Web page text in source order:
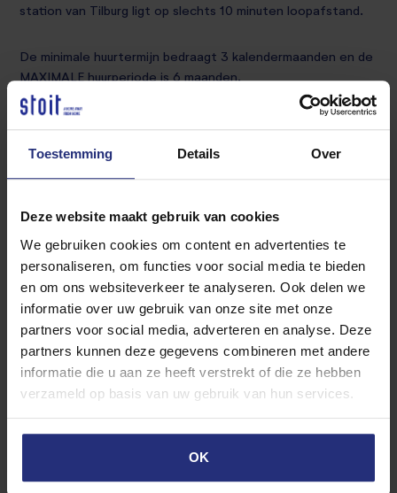
Toestemming Details Over
Deze website maakt gebruik van cookies
We gebruiken cookies om content en advertenties te
personaliseren, om functies voor social media te bieden
en om ons websiteverkeer te analyseren. Ook delen we
informatie over uw gebruik van onze site met onze
partners voor social media, adverteren en analyse. Deze
partners kunnen deze gegevens combineren met andere
informatie die u aan ze heeft verstrekt of die ze hebben
verzameld op basis van uw gebruik van hun services.
OK
station van Tilburg ligt op slechts 10 minuten loopafstand.
De minimale huurtermijn bedraagt 3 kalendermaanden en de
MAXIMALE huurperiode is 6 maanden.
Borgsom: gelijk aan twee maandhuren.
Shortstay appartement.
Prijs inclusief 21% BTW.
De minimale huurperiode is 3 maanden.
De huurprijs is exclusief energie en inclusief eventuele
service kosten
Heeft u vragen of advies nodig, onze makelaars staan u
graag te woord.